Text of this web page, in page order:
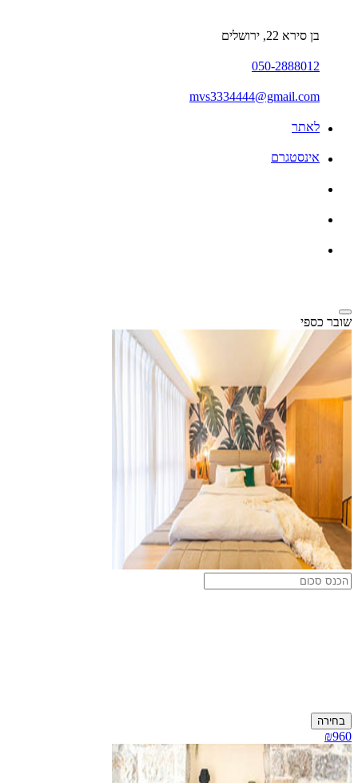
בן סירא 22, ירושלים
050-2888012
mvs3334444@gmail.com
לאתר
אינסטגרם
שובר כספי
בחירה
₪960